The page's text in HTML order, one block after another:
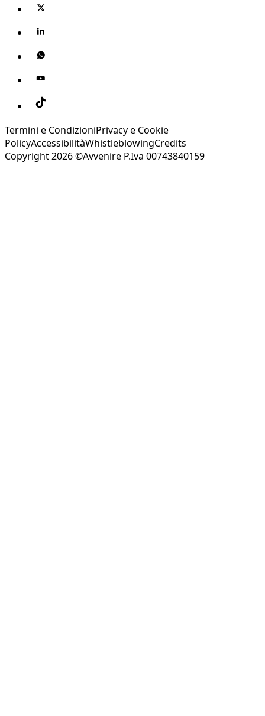
Termini e CondizioniPrivacy e Cookie
PolicyAccessibilitàWhistleblowingCredits
Copyright 2026 ©Avvenire P.Iva 00743840159